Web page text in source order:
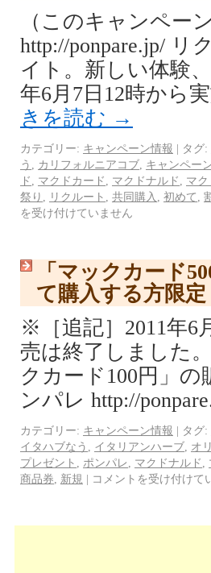
（このキャンペー
http://ponpare.jp/ リ
イト。新しい体験
年6月7日12時から
きを読む →
カテゴリー: キャンペーン情報 | タグ:
う
カリフォルニアコブ キャンペー
ド
マクドカード マクドナルド マ
祭り
リクルート 共同購入 初めて
を受け付けていません
「マックカード
て購入する方限
※［追記］2011年6
売は終了しました
クカード100円」
ンパレ http://
カテゴリー: キャンペーン情報 | タグ:
イタハブなう
イタリアンハーブ オ
プレゼント
ポンパレ マクドナルド
商品券
新規 | コメントを受け付けて